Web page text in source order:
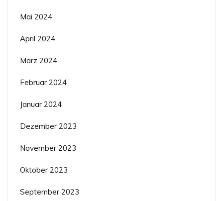
Mai 2024
April 2024
März 2024
Februar 2024
Januar 2024
Dezember 2023
November 2023
Oktober 2023
September 2023